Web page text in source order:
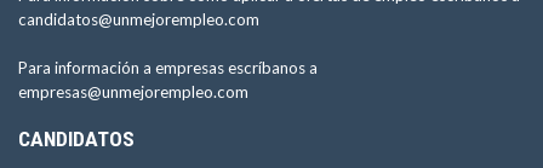
candidatos@unmejorempleo.com
Para información a empresas escríbanos a
empresas@unmejorempleo.com
CANDIDATOS